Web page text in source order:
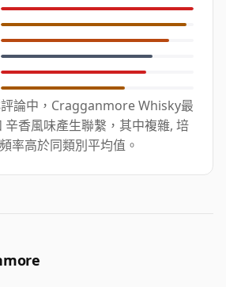
論中，Cragganmore Whisky最
辛香風味產生聯繫，其中複雜, 培
率高於同類別平均值。